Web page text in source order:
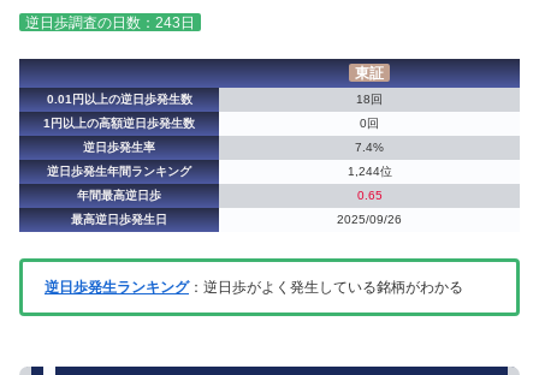
逆日歩調査の日数：243日
東証
0.01円以上の逆日歩発生数
18回
1円以上の高額逆日歩発生数
0回
逆日歩発生率
7.4%
逆日歩発生年間ランキング
1,244位
年間最高逆日歩
0.65
最高逆日歩発生日
2025/09/26
逆日歩発生ランキング：逆日歩がよく発生している銘柄がわかる